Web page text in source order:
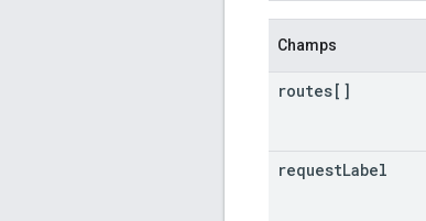
Champs
routes[]
requestLabel